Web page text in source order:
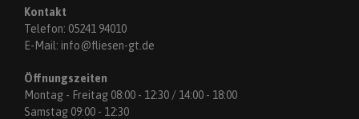
Kontakt
Telefon: 05241 94010
E-Mail: info@fliesen-gt.de
Öffnungszeiten
Montag - Freitag 08:00 - 12:30 / 14:00 - 18:00
Samstag 09:00 - 12:30